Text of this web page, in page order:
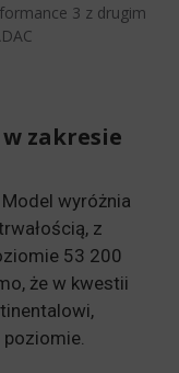
3 z drugim
zakresie
. Model wyróżnia
z
53 200
że w kwestii